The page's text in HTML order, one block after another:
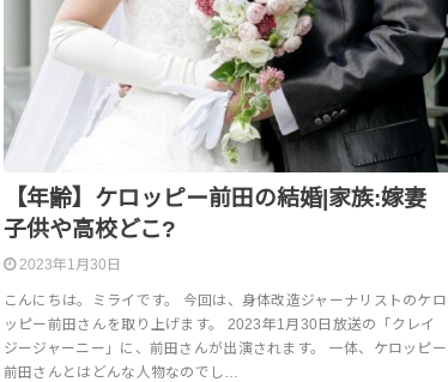
【年齢】ケロッピー前田の結婚|家族:嫁妻
子供や高校どこ?
2023年1月30日
こんにちは。ミライです。 今回は、身体改造ジャーナリストのケロ
ッピー前田さんを取り上げます。 2023年1月30日放送の「クレイ
ジージャーニー」に、前田さんが出演されます。 一体、ケロッピー
前田さんとはどんな人物なのでし…